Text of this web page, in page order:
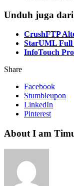
Unduh juga dari
CrushFTP
StarUML Full
InfoTouch
Share
Facebook
Stumbleupon
LinkedIn
Pinterest
About I am